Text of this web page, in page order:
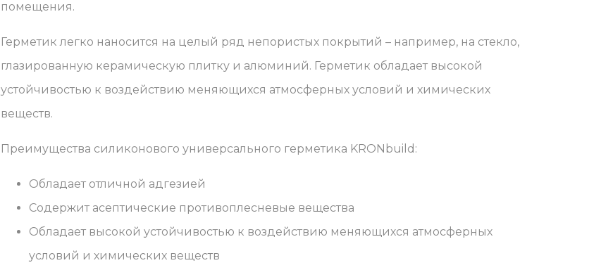
помещения.
Герметик легко наносится на целый ряд непористых покрытий – например, на стекло,
глазированную керамическую плитку и алюминий. Герметик обладает высокой
устойчивостью к воздействию меняющихся атмосферных условий и химических
веществ.
Преимущества силиконового универсального герметика KRONbuild:
Обладает отличной адгезией
Содержит асептические противоплесневые вещества
Обладает высокой устойчивостью к воздействию меняющихся атмосферных
условий и химических веществ